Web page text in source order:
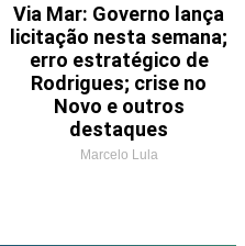
Via Mar: Governo lança
licitação nesta semana;
erro estratégico de
Rodrigues; crise no
Novo e outros
destaques
Marcelo Lula